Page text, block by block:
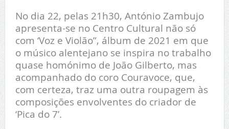
No dia 22, pelas 21h30, António Zambujo
apresenta-se no Centro Cultural não só
com ‘Voz e Violão”, álbum de 2021 em que
o músico alentejano se inspira no trabalho
quase homónimo de João Gilberto, mas
acompanhado do coro Couravoce, que,
com certeza, traz uma outra roupagem às
composições envolventes do criador de
‘Pica do 7’.